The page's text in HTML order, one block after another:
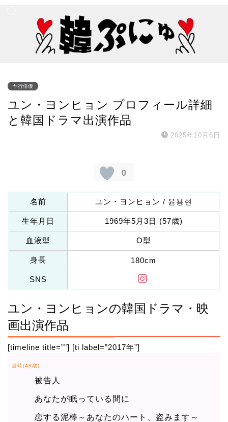
ヤ行俳優
ユン・ヨンヒョン プロフィール詳細
と韓国ドラマ出演作品
2025年10月6日
0
名前 ユン・ヨンヒョン / 윤용현
生年月日 1969年5月3日 (57歳)
血液型 O型
身長 180cm
SNS
ユン・ヨンヒョンの韓国ドラマ・映
画出演作品
[timeline title=””] [ti label=”2017年”]
当時(48歳)
被告人
あなたが眠っている間に
恋する泥棒～あなたのハート、盗みます～